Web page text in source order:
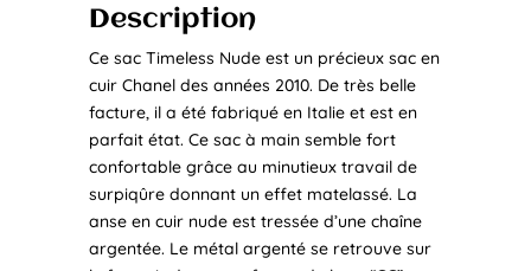
Description
Ce sac Timeless Nude est un précieux sac en
cuir Chanel des années 2010. De très belle
facture, il a été fabriqué en Italie et est en
parfait état. Ce sac à main semble fort
confortable grâce au minutieux travail de
surpiqûre donnant un effet matelassé. La
anse en cuir nude est tressée d’une chaîne
argentée. Le métal argenté se retrouve sur